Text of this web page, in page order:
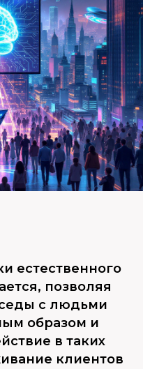
естественного
позволяя
с людьми
образом и
в таких
клиентов